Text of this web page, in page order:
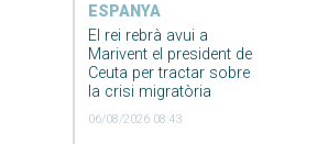
ESPANYA
El rei rebrà avui a
Marivent el president de
Ceuta per tractar sobre
la crisi migratòria
06/08/2026 08:43